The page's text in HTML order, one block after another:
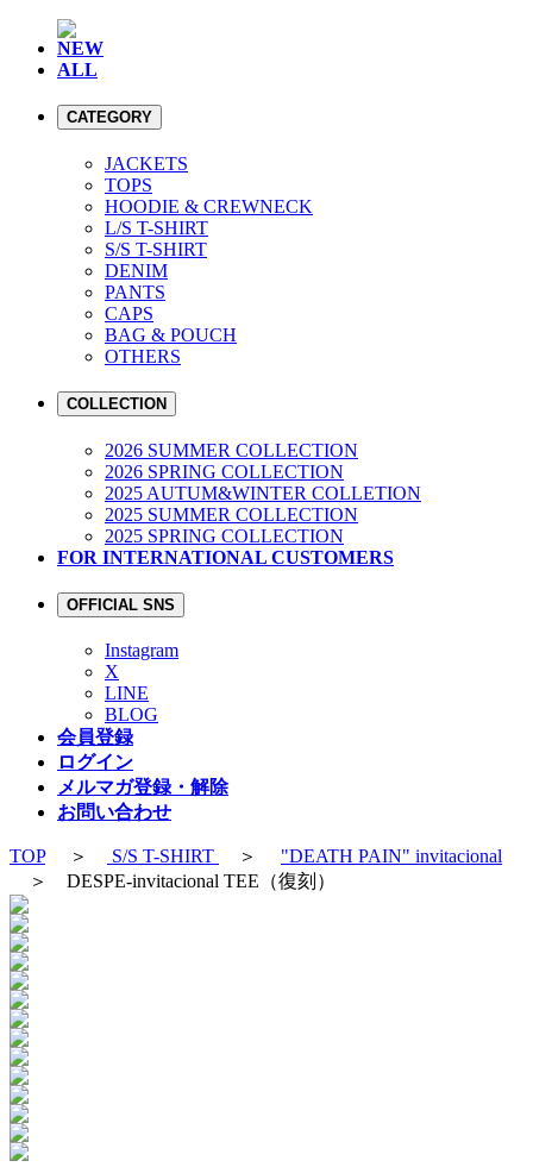
NEW
ALL
CATEGORY
JACKETS
TOPS
HOODIE & CREWNECK
L/S T-SHIRT
S/S T-SHIRT
DENIM
PANTS
CAPS
BAG & POUCH
OTHERS
COLLECTION
2026 SUMMER COLLECTION
2026 SPRING COLLECTION
2025 AUTUM&WINTER COLLETION
2025 SUMMER COLLECTION
2025 SPRING COLLECTION
FOR INTERNATIONAL CUSTOMERS
OFFICIAL SNS
Instagram
X
LINE
BLOG
会員登録
ログイン
メルマガ登録・解除
お問い合わせ
TOP＞ S/S T-SHIRT ＞ "DEATH PAIN" invitacional
＞ DESPE-invitacional TEE（復刻）